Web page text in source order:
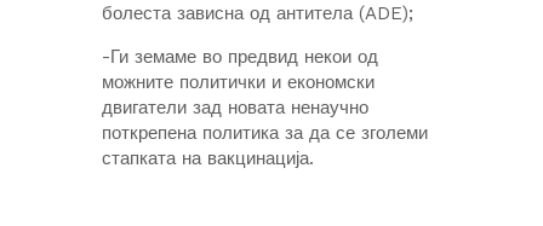
болеста зависна од антитела (ADE);
-Ги земаме во предвид некои од
можните политички и економски
двигатели зад новата ненаучно
поткрепена политика за да се зголеми
стапката на вакцинација.